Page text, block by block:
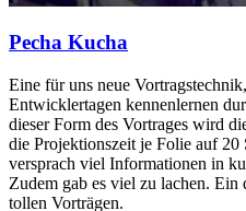
Pecha Kucha
Eine für uns neue
Entwicklertagen kennenlernen
dieser Form des Vortrages wird
die Projektionszeit je Folie auf 20
versprach viel Informationen in
Zudem gab es viel zu lachen. Ein
tollen Vorträgen.